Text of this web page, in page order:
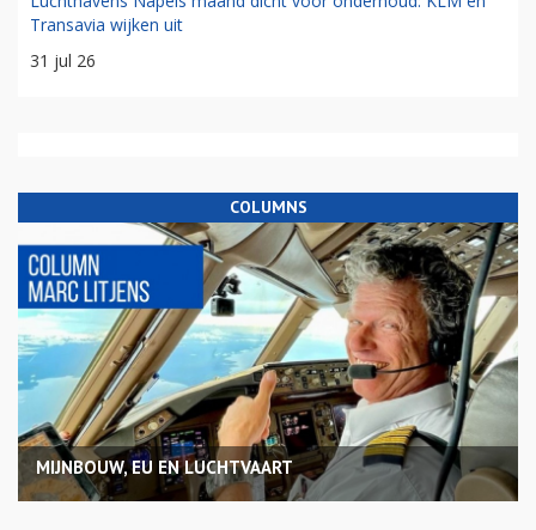
Transavia wijken uit
31 jul 26
COLUMNS
MIJNBOUW, EU EN LUCHTVAART